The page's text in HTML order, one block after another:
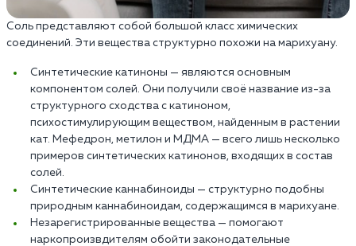
Соль представляют собой большой класс химических
соединений. Эти вещества структурно похожи на марихуану.
Синтетические катиноны — являются основным
компонентом солей. Они получили своё название из-за
структурного сходства с катиноном,
психостимулирующим веществом, найденным в растении
кат. Мефедрон, метилон и МДМА — всего лишь несколько
примеров синтетических катинонов, входящих в состав
солей.
Синтетические каннабиноиды — структурно подобны
природным каннабиноидам, содержащимся в марихуане.
Незарегистрированные вещества — помогают
наркопроизвдителям обойти законодательные